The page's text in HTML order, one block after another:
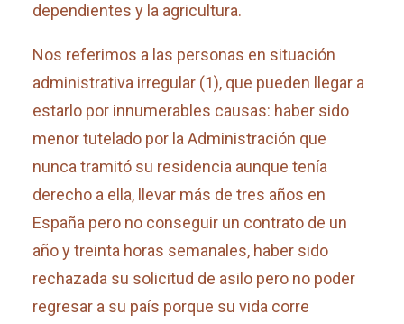
dependientes y la agricultura.
Nos referimos a las personas en situación
administrativa irregular (1), que pueden llegar a
estarlo por innumerables causas: haber sido
menor tutelado por la Administración que
nunca tramitó su residencia aunque tenía
derecho a ella, llevar más de tres años en
España pero no conseguir un contrato de un
año y treinta horas semanales, haber sido
rechazada su solicitud de asilo pero no poder
regresar a su país porque su vida corre